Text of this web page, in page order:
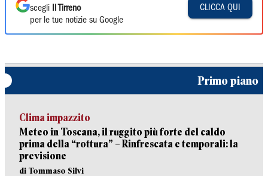
scegli
Il Tirreno
per le tue notizie su Google
CLICCA QUI
Primo piano
Clima impazzito
Meteo in Toscana, il ruggito più forte del caldo
prima della “rottura” – Rinfrescata e temporali: la
previsione
di Tommaso Silvi